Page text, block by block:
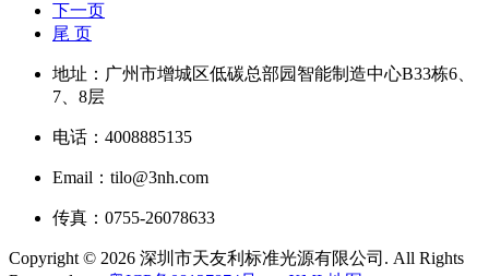
下一页
尾 页
地址：广州市增城区低碳总部园智能制造中心B33栋6、
7、8层
电话：4008885135
Email：tilo@3nh.com
传真：0755-26078633
Copyright © 2026 深圳市天友利标准光源有限公司. All Rights